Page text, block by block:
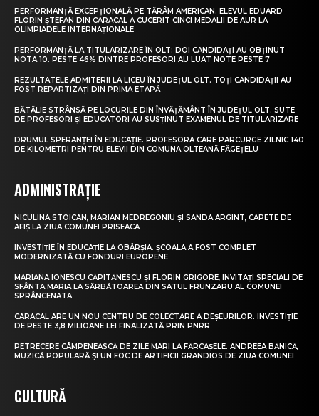
PERFORMANȚĂ EXCEPȚIONALĂ PE TĂRÂM AMERICAN. ELEVUL EDUARD
FLORIN ȘTEFAN DIN CARACAL A CUCERIT CINCI MEDALII DE AUR LA
OLIMPIADELE INTERNAȚIONALE
PERFORMANȚĂ LA TITULARIZARE ÎN OLT: DOI CANDIDAȚI AU OBȚINUT
NOTA 10. PESTE 46% DINTRE PROFESORI AU LUAT NOTE PESTE 7
REZULTATELE ADMITERII LA LICEU ÎN JUDEȚUL OLT. TOȚI CANDIDAȚII AU
FOST REPARTIZAȚI DIN PRIMA ETAPĂ
BĂTĂLIE STRÂNSĂ PE LOCURILE DIN ÎNVĂȚĂMÂNT ÎN JUDEȚUL OLT. SUTE
DE PROFESORI ȘI EDUCATORI AU SUSȚINUT EXAMENUL DE TITULARIZARE
DRUMUL SPERANȚEI ÎN EDUCAȚIE. PROFESORA CARE PARCURGE ZILNIC 140
DE KILOMETRI PENTRU ELEVII DIN COMUNA OLTEANĂ FĂGEȚELU
ADMINISTRAȚIE
NICULINA STOICAN, MARIAN MEDREGONIU ȘI SANDA ARGINT, CAPETE DE
AFIȘ LA ZIUA COMUNEI PRISEACA
INVESTIȚIE ÎN EDUCAȚIE LA OBÂRȘIA. ȘCOALA A FOST COMPLET
MODERNIZATĂ CU FONDURI EUROPENE
MARIANA IONESCU CĂPITĂNESCU ȘI FLORIN GRIGORE, INVITAȚI SPECIALI DE
SFÂNTA MARIA LA SĂRBĂTOAREA DIN SATUL FRUNZARU AL COMUNEI
SPRÂNCENATA
CARACAL ARE UN NOU CENTRU DE COLECTARE A DEȘEURILOR. INVESTIȚIE
DE PESTE 3,8 MILIOANE LEI FINALIZATĂ PRIN PNRR
PETRECERE CÂMPENEASCĂ DE ZILE MARI LA FĂRCAȘELE. ANDREEA BĂNICĂ,
MUZICĂ POPULARĂ ȘI UN FOC DE ARTIFICII GRANDIOS DE ZIUA COMUNEI
CULTURĂ